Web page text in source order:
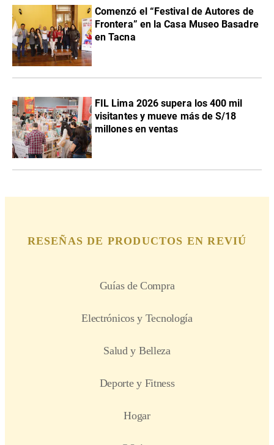
Comenzó el “Festival de Autores de
Frontera” en la Casa Museo Basadre
en Tacna
FIL Lima 2026 supera los 400 mil
visitantes y mueve más de S/18
millones en ventas